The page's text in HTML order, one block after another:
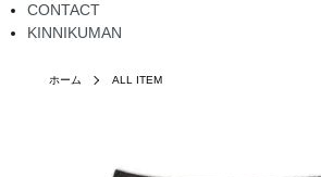
CONTACT
KINNIKUMAN
ホーム ALL ITEM